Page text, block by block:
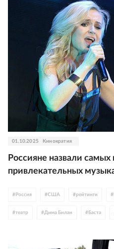
01.10.2025 Кинократия
Россияне назвали самых
привлекательных
# Россия #США #рейтинги #
#театр # Дима Билан # Баста